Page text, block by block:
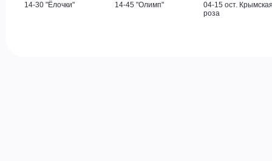
14-30 "Ёлочки" 14-45 "Олимп"
04-15 ост.
роза